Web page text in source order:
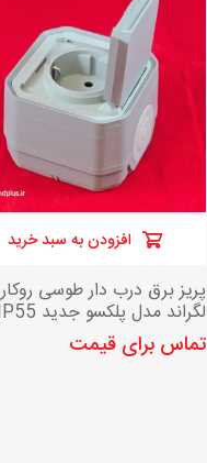
پریز برق درب دار طوسی روکار
لگراند مدل پلکسو جدید IP55
تماس برای قیمت
افزودن به سبد خرید